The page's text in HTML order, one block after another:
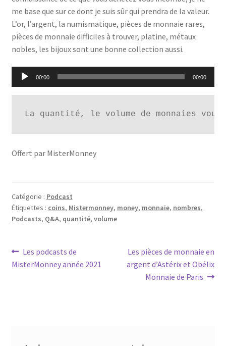
me base que sur ce dont je suis sûr qui prendra de la valeur.
L’or, l’argent, la numismatique, pièces de monnaie rares,
pièces de monnaie difficiles à trouver, platine, métaux
nobles, les bijoux sont une bonne collection aussi.
Lecteur
audio
00:00 00:00
La quantité, le volume de monnaies
Offert par MisterMonney
Catégorie : Podcast
Étiquettes : coins, Mistermonney, money, monnaie, nombres,
Podcasts, Q&A, quantité, volume
Les podcasts de
MisterMonney année 2021
Les pièces de monnaie en
argent d’Astérix et Obélix
Monnaie de Paris